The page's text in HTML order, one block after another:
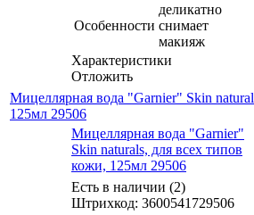
Особенности
деликатно
снимает
макияж
Характеристики
Отложить
Мицеллярная вода "Garnier" Skin
125мл 29506
Мицеллярная вода "Garnier"
Skin naturals, для всех типов
кожи, 125мл 29506
Есть в наличии (2)
Штрихкод: 3600541729506